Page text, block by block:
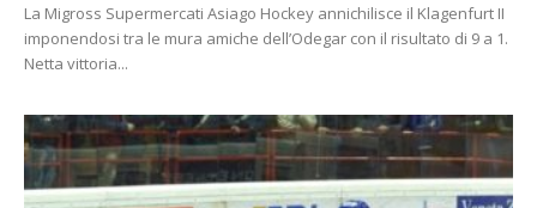
La Migross Supermercati Asiago Hockey annichilisce il Klagenfurt II
imponendosi tra le mura amiche dell’Odegar con il risultato di 9 a 1.
Netta vittoria...